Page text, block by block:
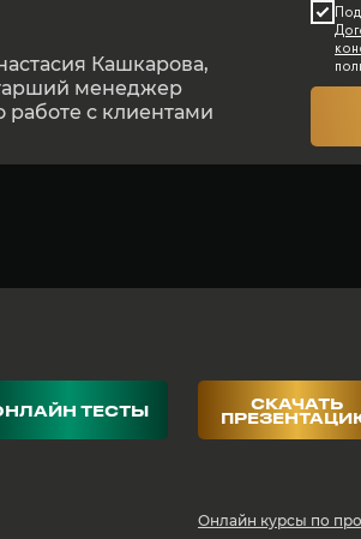
Кашкарова,
менеджер
работе с клиентами
Онлайн курсы по
СКАЧАТЬ
ТЕСТЫ